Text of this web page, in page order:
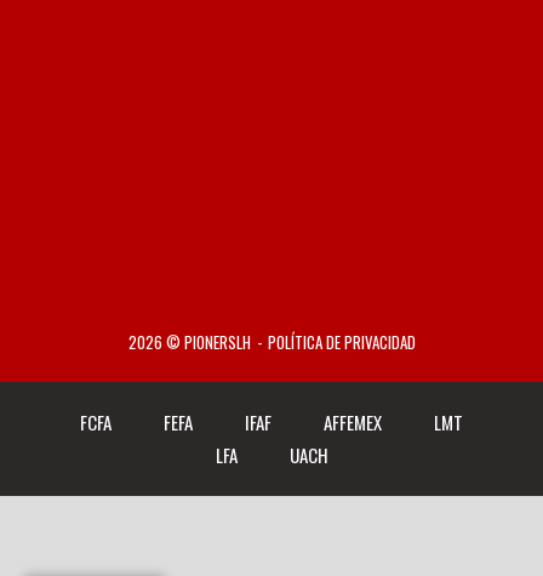
2026 © PIONERSLH POLÍTICA DE PRIVACIDAD
FCFA FEFA IFAF AFFEMEX
LMT
LFA
UACH